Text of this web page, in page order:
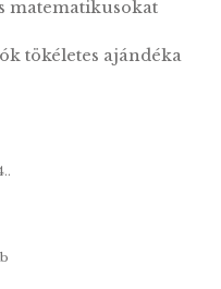
ezüst
matematikusokat
tökéletes